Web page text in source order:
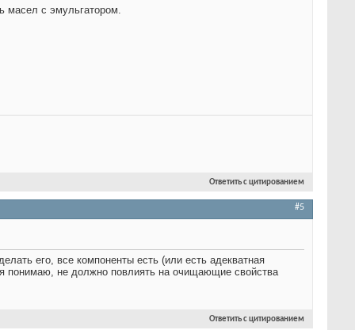
масел с эмульгатором.
Ответить с цитированием
#5
его, все компоненты есть (или есть адекватная
я понимаю, не должно повлиять на очищающие свойства
Ответить с цитированием